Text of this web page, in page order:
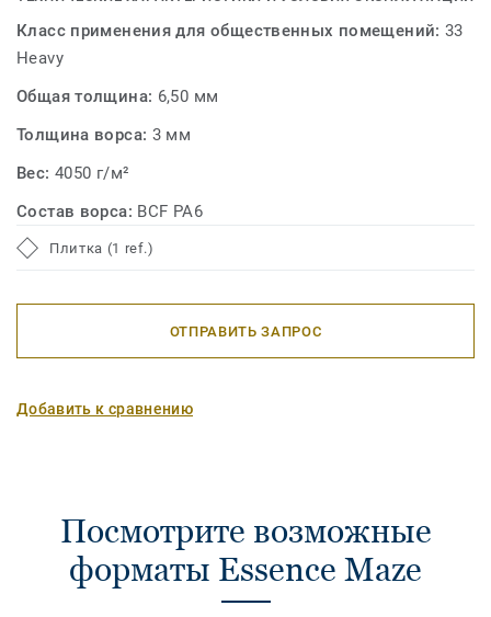
Класс применения для общественных помещений:33
Heavy
Общая толщина: 6,50 мм
Толщина ворса: 3 мм
Вес: 4050 г/м²
Состав ворса: BCF PA6
Плитка (1 ref.)
ОТПРАВИТЬ ЗАПРОС
Добавить к сравнению
Посмотрите возможные
форматы Essence Maze